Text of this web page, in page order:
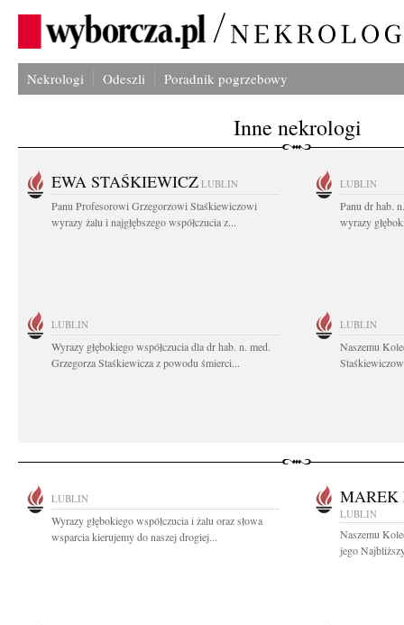
Nekrologi Odeszli Poradnik pogrzebowy
Inne nekrologi
EWA STAŚKIEWICZ LUBLIN
Panu Profesorowi Grzegorzowi Staśkiewiczowi
wyrazy żalu i najgłębszego współczucia z...
LUBLIN
Panu dr hab.
wyrazy
LUBLIN
Wyrazy głębokiego współczucia dla dr hab. n. med.
Grzegorza Staśkiewicza z powodu śmierci...
LUBLIN
Naszemu
LUBLIN
Wyrazy głębokiego współczucia i żalu oraz słowa
wsparcia kierujemy do naszej drogiej...
MAREK
LUBLIN
Naszemu
jego